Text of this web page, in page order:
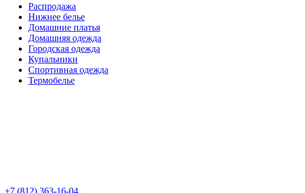
Распродажа
Нижнее белье
Домашние платья
Домашняя одежда
Городская одежда
Купальники
Спортивная одежда
Термобелье
+7 (812) 363-16-04